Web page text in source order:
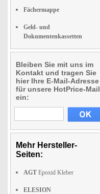
Fächermappe
Geld- und
Dokumentenkassetten
Bleiben Sie mit uns im
Kontakt und tragen Sie
hier Ihre E-Mail-Adresse
für unsere HotPrice-Mail
ein:
Mehr Hersteller-
Seiten:
AGT Epoxid Kleber
ELESION